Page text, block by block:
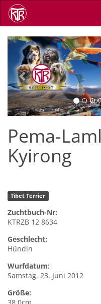
Direkt
zum
Inhalt
Previous
Pema-
Kyirong
Tibet Terrier
Zuchtbuch-Nr:
KTRZB 12 8634
Geschlecht:
Hündin
Wurfdatum:
Samstag, 23. Juni 2012
Größe: